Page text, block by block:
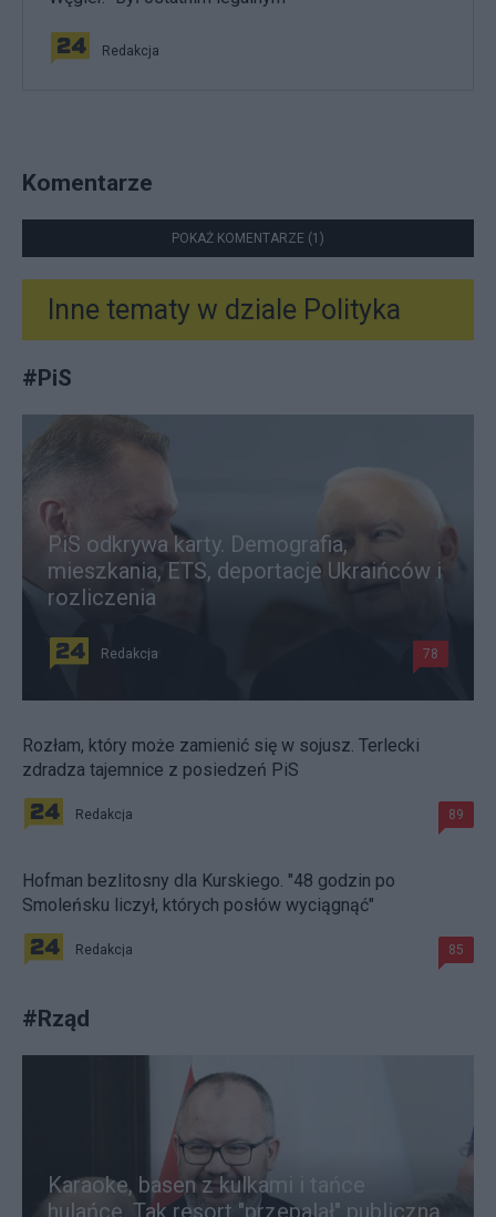
Redakcja
Komentarze
POKAŻ KOMENTARZE (1)
Inne tematy w dziale Polityka
#PiS
PiS odkrywa karty. Demografia,
mieszkania, ETS, deportacje Ukraińców i
rozliczenia
Redakcja 78
Rozłam, który może zamienić się w sojusz. Terlecki
zdradza tajemnice z posiedzeń PiS
Redakcja 89
Hofman bezlitosny dla Kurskiego. "48 godzin po
Smoleńsku liczył, których posłów wyciągnąć"
Redakcja 85
#Rząd
Karaoke, basen z kulkami i tańce